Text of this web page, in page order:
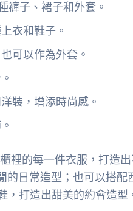
褲子、裙子和外套。
衣和鞋子。
可以作為外套。
裝，增添時尚感。
裡的每一件衣服，打造
日常造型；也可以搭配
，打造出甜美的約會造型